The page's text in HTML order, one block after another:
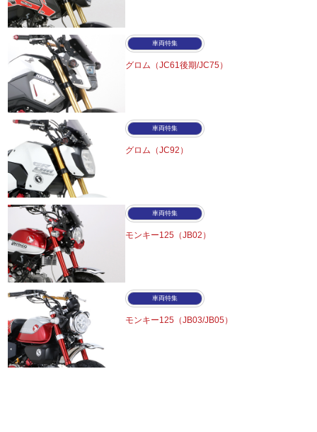
車両特集
グロム（JC61後期/JC75）
車両特集
グロム（JC92）
車両特集
モンキー125（JB02）
車両特集
モンキー125（JB03/JB05）